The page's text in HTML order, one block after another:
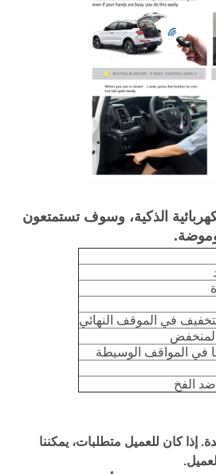
الذكية، وسوف تستمتعون
في الموقف النهائي
المنخفض
في المواقف الوسيطة
الفخ
إذا كان للعميل متطلبات، يمكننا